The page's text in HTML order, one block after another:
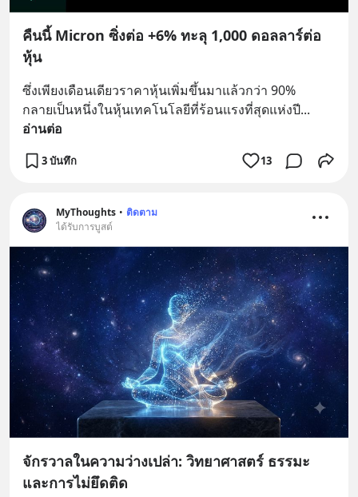
คืนนี้ Micron ซิ่งต่อ +6% ทะลุ 1,000 ดอลลาร์ต่อ
หุ้น
ซึ่งเพียงเดือนเดียวราคาหุ้นเพิ่มขึ้นมาแล้วกว่า 90%
กลายเป็นหนึ่งในหุ้นเทคโนโลยีที่ร้อนแรงที่สุดแห่งปี
อ่านต่อ
3 บันทึก 13
MyThoughts • ติดตาม
ได้รับการบูสต์
จักรวาลในความว่างเปล่า: วิทยาศาสตร์ ธรรมะ
และการไม่ยึดติด